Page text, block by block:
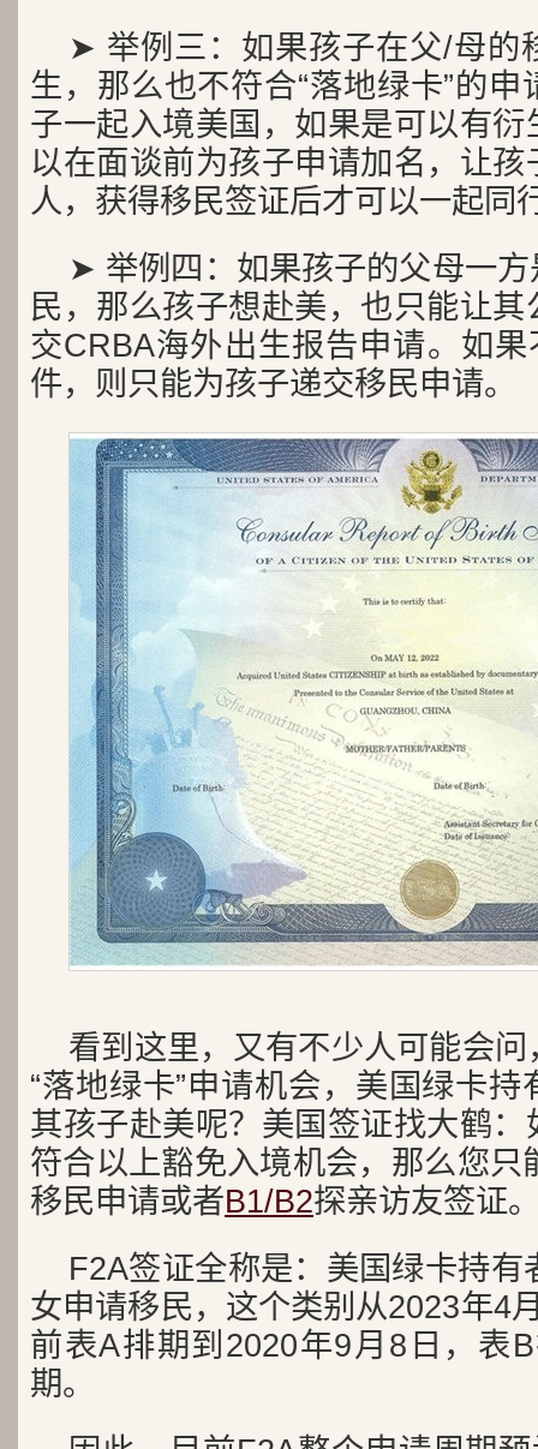
➤ 举例三：如果孩子在父/母的
生，那么也不符合“落地绿卡”的
子一起入境美国，如果是可以有
以在面谈前为孩子申请加名，让
人，获得移民签证后才可以一起同
➤ 举例四：如果孩子的父母一
民，那么孩子想赴美，也只能让
交CRBA海外出生报告申请。如
件，则只能为孩子递交移民申请。
看到这里，又有不少人可能会
“落地绿卡”申请机会，美国绿卡
其孩子赴美呢？美国签证找大鹤
符合以上豁免入境机会，那么您只
移民申请或者B1/B2探亲访友签证
F2A签证全称是：美国绿卡持有
女申请移民，这个类别从2023年4
前表A排期到2020年9月8日，表
期。